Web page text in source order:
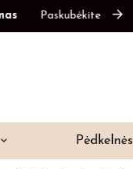
Paskubėkite
Pėdkelnės